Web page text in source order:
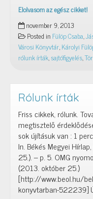
Elolvasom az egész cikket!
Rólunk
írtáknovember 9, 2013
Posted in Fülöp Csaba,
Városi Könyvtár,Károlyi
rólunk írták,sajtófigyelés,
Rólunk írták
Friss cikkek, rólunk.
megtisztelő
sok újításuk van : 1
In. Békés Megyei
25.). – p. 5. OMG
(2013. október 25.)
[http://www.beol.hu/
konyvtarban-522239]